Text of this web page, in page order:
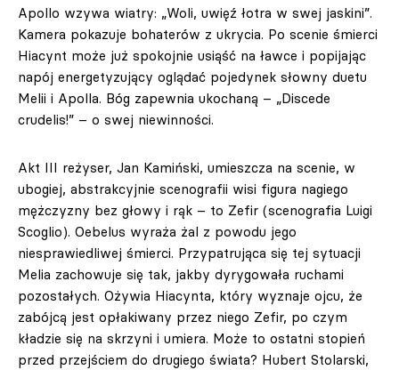
Apollo wzywa wiatry: „Woli, uwięź łotra w swej jaskini”.
Kamera pokazuje bohaterów z ukrycia. Po scenie śmierci
Hiacynt może już spokojnie usiąść na ławce i popijając
napój energetyzujący oglądać pojedynek słowny duetu
Melii i Apolla. Bóg zapewnia ukochaną – „Discede
crudelis!” – o swej niewinności.
Akt III reżyser, Jan Kamiński, umieszcza na scenie, w
ubogiej, abstrakcyjnie scenografii wisi figura nagiego
mężczyzny bez głowy i rąk – to Zefir (scenografia Luigi
Scoglio). Oebelus wyraża żal z powodu jego
niesprawiedliwej śmierci. Przypatrująca się tej sytuacji
Melia zachowuje się tak, jakby dyrygowała ruchami
pozostałych. Ożywia Hiacynta, który wyznaje ojcu, że
zabójcą jest opłakiwany przez niego Zefir, po czym
kładzie się na skrzyni i umiera. Może to ostatni stopień
przed przejściem do drugiego świata? Hubert Stolarski,